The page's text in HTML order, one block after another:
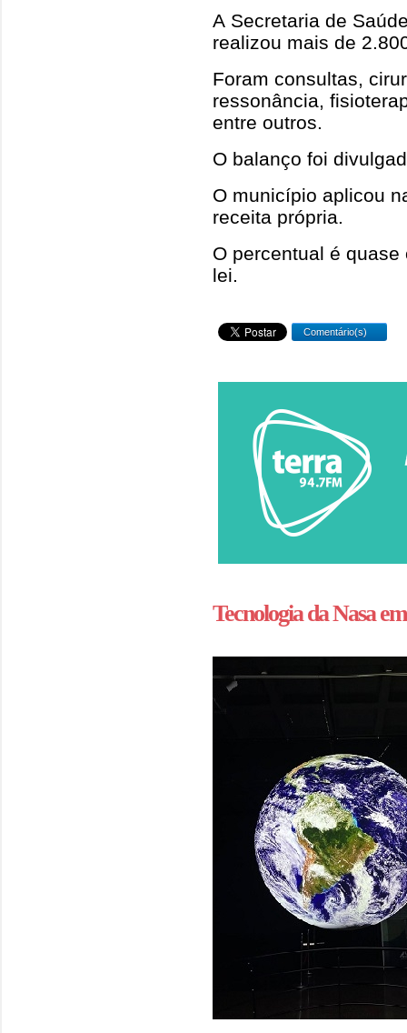
A Secretaria de
realizou mais de
Foram consultas,
ressonância,
entre outros.
O balanço foi
O município aplicou
receita própria.
O percentual é
lei.
Comentário(s)
Tecnologia da Nasa